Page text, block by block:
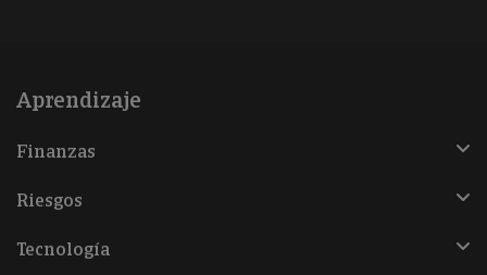
Aprendizaje
Finanzas
Riesgos
Tecnología